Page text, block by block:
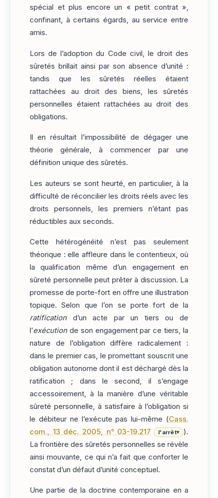
spécial et plus encore un « petit contrat »,
confinant, à certains égards, au service entre
amis.
Lors de l’adoption du Code civil, le droit des
sûretés brillait ainsi par son absence d’unité :
tandis que les sûretés réelles étaient
rattachées au droit des biens, les sûretés
personnelles étaient rattachées au droit des
obligations.
Il en résultait l’impossibilité de dégager une
théorie générale, à commencer par une
définition unique des sûretés.
Les auteurs se sont heurté, en particulier, à la
difficulté de réconcilier les droits réels avec les
droits personnels, les premiers n’étant pas
réductibles aux seconds.
Cette hétérogénéité n’est pas seulement
théorique : elle affleure dans le contentieux, où
la qualification même d’un engagement en
sûreté personnelle peut prêter à discussion. La
promesse de porte-fort en offre une illustration
topique. Selon que l’on se porte fort de la
ratification d’un acte par un tiers ou de
l’exécution de son engagement par ce tiers, la
nature de l’obligation diffère radicalement :
dans le premier cas, le promettant souscrit une
obligation autonome dont il est déchargé dès la
ratification ; dans le second, il s’engage
accessoirement, à la manière d’une véritable
sûreté personnelle, à satisfaire à l’obligation si
le débiteur ne l’exécute pas lui-même (Cass.
com., 13 déc. 2005, n° 03-19.217
l'arrêt▾
).
La frontière des sûretés personnelles se révèle
ainsi mouvante, ce qui n’a fait que conforter le
constat d’un défaut d’unité conceptuel.
Une partie de la doctrine contemporaine en a